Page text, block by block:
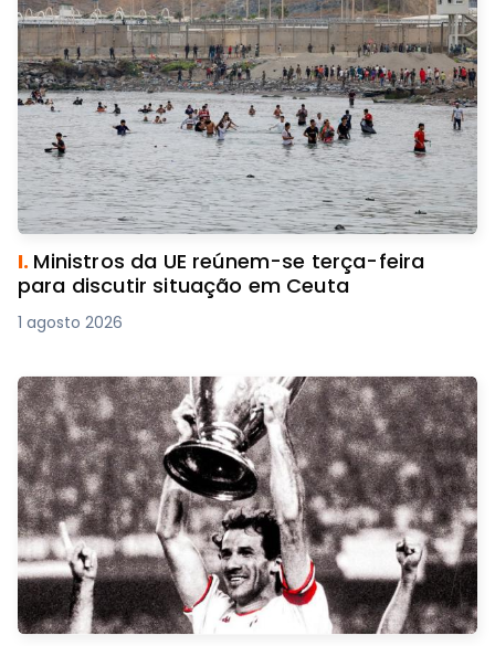
I. Ministros da UE reúnem-se terça-feira
para discutir situação em Ceuta
1 agosto 2026